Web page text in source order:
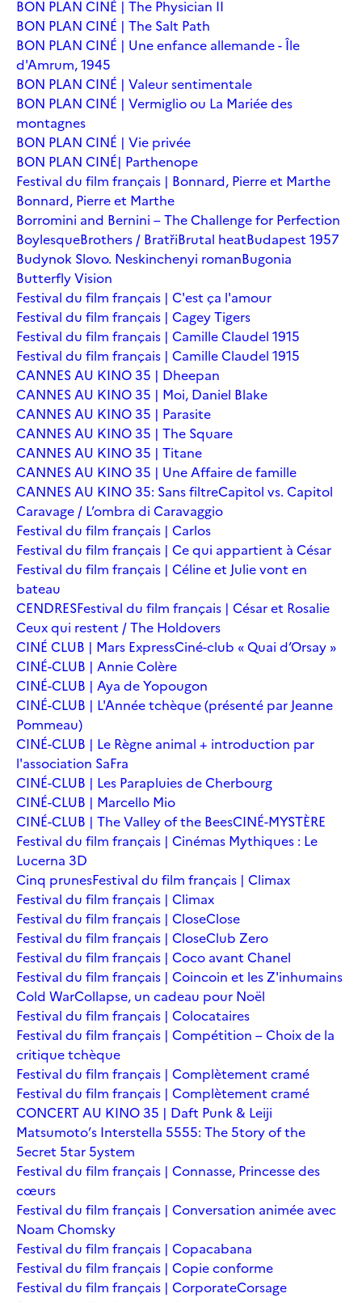
BON PLAN CINÉ | The Physician II
BON PLAN CINÉ | The Salt Path
BON PLAN CINÉ | Une enfance allemande - Île
d'Amrum, 1945
BON PLAN CINÉ | Valeur sentimentale
BON PLAN CINÉ | Vermiglio ou La Mariée des
montagnes
BON PLAN CINÉ | Vie privée
BON PLAN CINÉ| Parthenope
Festival du film français | Bonnard, Pierre et Marthe
Bonnard, Pierre et Marthe
Borromini and Bernini – The Challenge for Perfection
BoylesqueBrothers / BratřiBrutal heatBudapest 1957
Budynok Slovo. Neskinchenyi romanBugonia
Butterfly Vision
Festival du film français | C'est ça l'amour
Festival du film français | Cagey Tigers
Festival du film français | Camille Claudel 1915
Festival du film français | Camille Claudel 1915
CANNES AU KINO 35 | Dheepan
CANNES AU KINO 35 | Moi, Daniel Blake
CANNES AU KINO 35 | Parasite
CANNES AU KINO 35 | The Square
CANNES AU KINO 35 | Titane
CANNES AU KINO 35 | Une Affaire de famille
CANNES AU KINO 35: Sans filtreCapitol vs. Capitol
Caravage / L’ombra di Caravaggio
Festival du film français | Carlos
Festival du film français | Ce qui appartient à César
Festival du film français | Céline et Julie vont en
bateau
CENDRESFestival du film français | César et Rosalie
Ceux qui restent / The Holdovers
CINÉ CLUB | Mars ExpressCiné-club « Quai d’Orsay »
CINÉ-CLUB | Annie Colère
CINÉ-CLUB | Aya de Yopougon
CINÉ-CLUB | L'Année tchèque (présenté par Jeanne
Pommeau)
CINÉ-CLUB | Le Règne animal + introduction par
l'association SaFra
CINÉ-CLUB | Les Parapluies de Cherbourg
CINÉ-CLUB | Marcello Mio
CINÉ-CLUB | The Valley of the BeesCINÉ-MYSTÈRE
Festival du film français | Cinémas Mythiques : Le
Lucerna 3D
Cinq prunesFestival du film français | Climax
Festival du film français | Climax
Festival du film français | CloseClose
Festival du film français | CloseClub Zero
Festival du film français | Coco avant Chanel
Festival du film français | Coincoin et les Z'inhumains
Cold WarCollapse, un cadeau pour Noël
Festival du film français | Colocataires
Festival du film français | Compétition – Choix de la
critique tchèque
Festival du film français | Complètement cramé
Festival du film français | Complètement cramé
CONCERT AU KINO 35 | Daft Punk & Leiji
Matsumoto’s Interstella 5555: The 5tory of the
5ecret 5tar 5ystem
Festival du film français | Connasse, Princesse des
cœurs
Festival du film français | Conversation animée avec
Noam Chomsky
Festival du film français | Copacabana
Festival du film français | Copie conforme
Festival du film français | CorporateCorsage